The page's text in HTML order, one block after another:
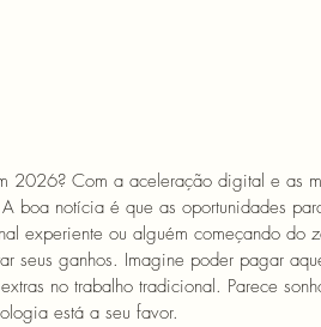
2026? Com a aceleração digital e as
boa notícia é que as oportunidades
experiente ou alguém começando do
seus ganhos. Imagine poder pagar
no trabalho tradicional. Parece
está a seu favor.